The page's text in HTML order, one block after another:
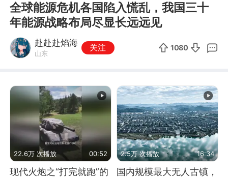
全球能源危机各国陷入慌乱，我国三十
年能源战略布局尽显长远远见
赴赴赴焰海
山东
关注 1080
22.6万 次播放 00:52
现代火炮之“打完就跑”的
2.5万 次播放 16:34
国内规模最大无人古镇，